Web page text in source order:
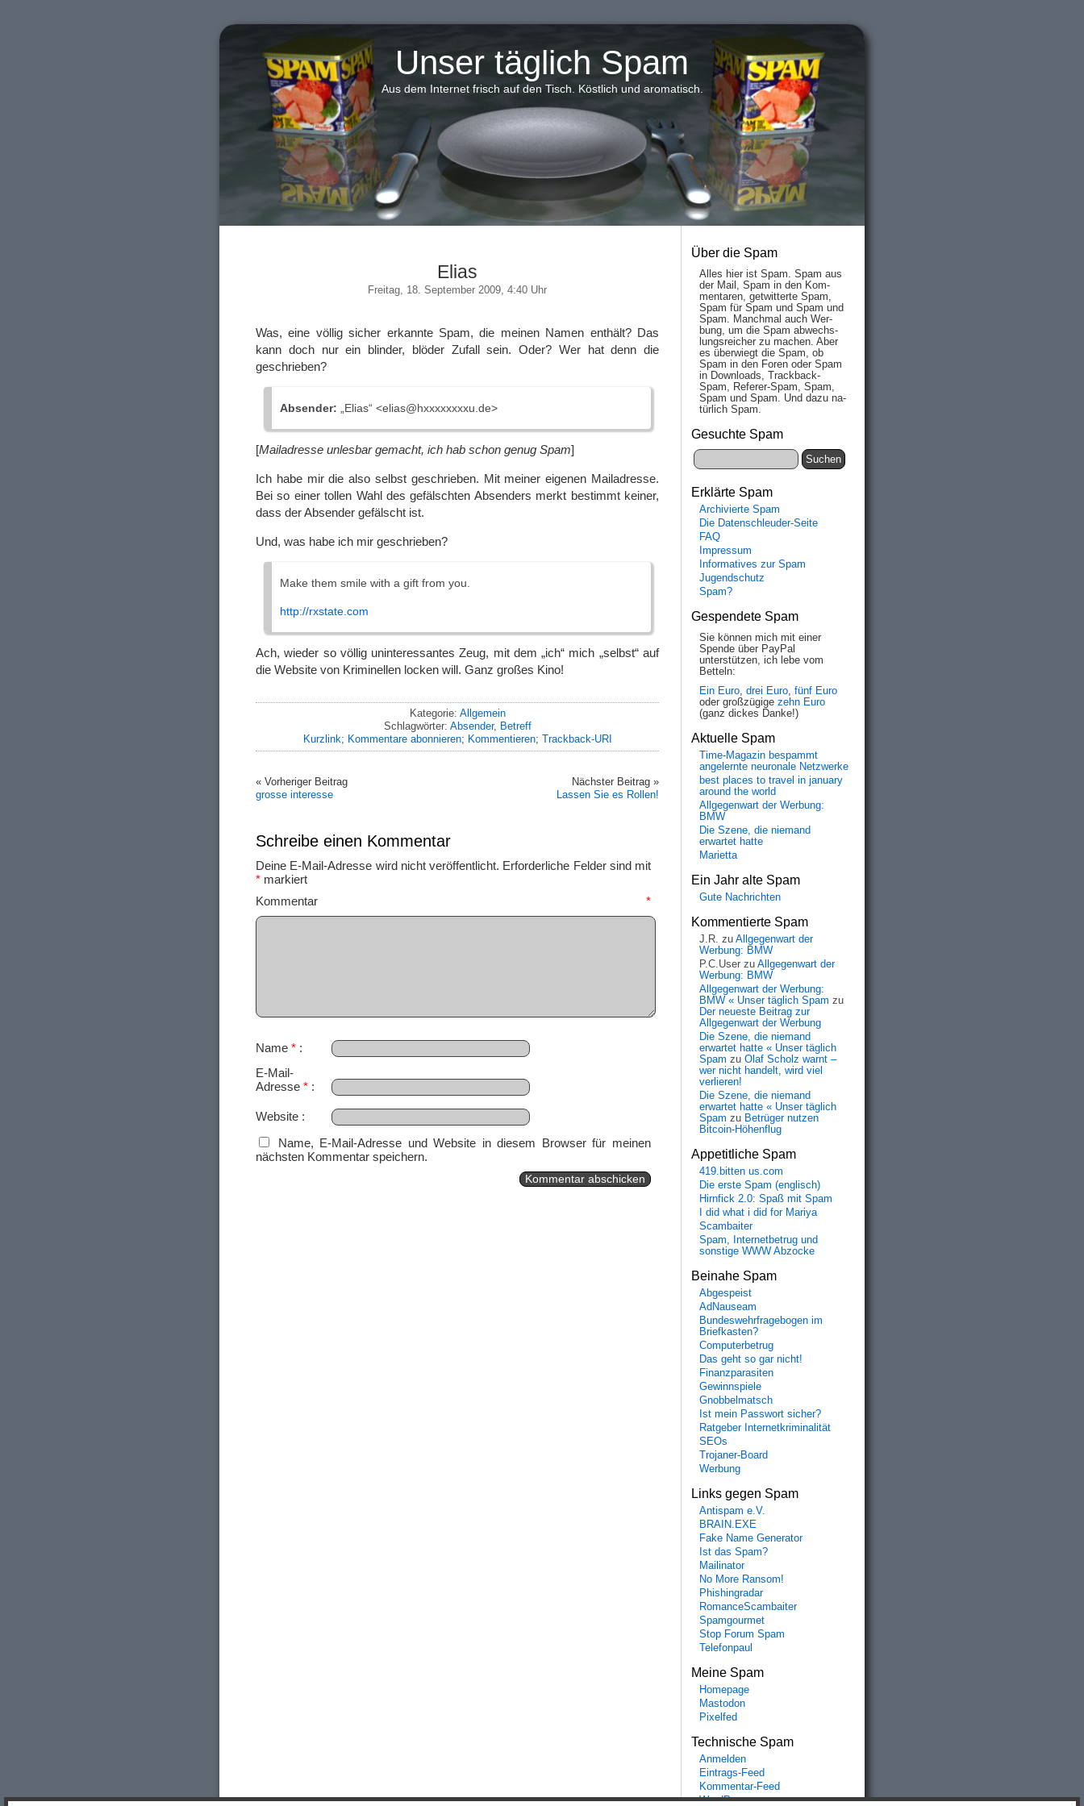
Unser täglich Spam
Aus dem Internet frisch auf den Tisch. Köstlich und aromatisch.
Elias
Freitag, 18. September 2009, 4:40 Uhr
Was, eine völlig sicher erkannte Spam, die meinen Namen enthält? Das
kann doch nur ein blinder, blöder Zufall sein. Oder? Wer hat denn die
geschrieben?
Absender: „Elias“ <elias@hxxxxxxxxu.de>
[Mailadresse unlesbar gemacht, ich hab schon genug Spam]
Ich habe mir die also selbst geschrieben. Mit meiner eigenen Mailadresse.
Bei so einer tollen Wahl des gefälschten Absenders merkt bestimmt keiner,
dass der Absender gefälscht ist.
Und, was habe ich mir geschrieben?
Make them smile with a gift from you.
http://rxstate.com
Ach, wieder so völlig uninteressantes Zeug, mit dem „ich“ mich „selbst“ auf
die Website von Kriminellen locken will. Ganz großes Kino!
Kategorie: Allgemein
Schlagwörter: Absender, Betreff
Kurzlink; Kommentare abonnieren; Kommentieren; Trackback-URI
« Vorheriger Beitrag
grosse interesse
Nächster Beitrag »
Lassen Sie es Rollen!
Schreibe einen Kommentar
Deine E-Mail-Adresse wird nicht veröffentlicht. Erforderliche Felder sind mit
* markiert
Kommentar *
Name *
E-Mail-
Adresse *
Website
Name, E-Mail-Adresse und Website in diesem Browser für meinen
nächsten Kommentar speichern.
Über die Spam
Alles hier ist Spam. Spam aus
der Mail, Spam in den Kom­
men­taren, ge­twit­ter­te Spam,
Spam für Spam und Spam und
Spam. Manch­mal auch Wer­
bung, um die Spam ab­wechs­
lungs­reich­er zu mach­en. Aber
es über­wiegt die Spam, ob
Spam in den Fo­ren oder Spam
in Down­loads, Track­back-
Spam, Re­fe­rer-Spam, Spam,
Spam und Spam. Und da­zu na­
tür­lich Spam.
Gesuchte Spam
Erklärte Spam
Archivierte Spam
Die Datenschleuder-Seite
FAQ
Impressum
Informatives zur Spam
Jugendschutz
Spam?
Gespendete Spam
Sie können mich mit einer
Spende über PayPal
unterstützen, ich lebe vom
Betteln:
Ein Euro, drei Euro, fünf Euro
oder großzügige zehn Euro
(ganz dickes Danke!)
Aktuelle Spam
Time-Magazin bespammt
angelernte neuronale Netzwerke
best places to travel in january
around the world
Allgegenwart der Werbung:
BMW
Die Szene, die niemand
erwartet hatte
Marietta
Ein Jahr alte Spam
Gute Nachrichten
Kommentierte Spam
J.R. zu Allgegenwart der
Werbung: BMW
P.C.User zu Allgegenwart der
Werbung: BMW
Allgegenwart der Werbung:
BMW « Unser täglich Spam zu
Der neueste Beitrag zur
Allgegenwart der Werbung
Die Szene, die niemand
erwartet hatte « Unser täglich
Spam zu Olaf Scholz warnt –
wer nicht handelt, wird viel
verlieren!
Die Szene, die niemand
erwartet hatte « Unser täglich
Spam zu Betrüger nutzen
Bitcoin-Höhenflug
Appetitliche Spam
419.bitten us.com
Die erste Spam (englisch)
Hirnfick 2.0: Spaß mit Spam
I did what i did for Mariya
Scambaiter
Spam, Internetbetrug und
sonstige WWW Abzocke
Beinahe Spam
Abgespeist
AdNauseam
Bundeswehrfragebogen im
Briefkasten?
Computerbetrug
Das geht so gar nicht!
Finanzparasiten
Gewinnspiele
Gnobbelmatsch
Ist mein Passwort sicher?
Ratgeber Internetkriminalität
SEOs
Trojaner-Board
Werbung
Links gegen Spam
Antispam e.V.
BRAIN.EXE
Fake Name Generator
Ist das Spam?
Mailinator
No More Ransom!
Phishingradar
RomanceScambaiter
Spamgourmet
Stop Forum Spam
Telefonpaul
Meine Spam
Homepage
Mastodon
Pixelfed
Technische Spam
Anmelden
Eintrags-Feed
Kommentar-Feed
WordPress.org